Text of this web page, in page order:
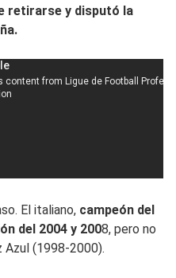
retirarse y disputó la
El italiano, campeón del
del 2004 y 2008, pero no
Azul (1998-2000).